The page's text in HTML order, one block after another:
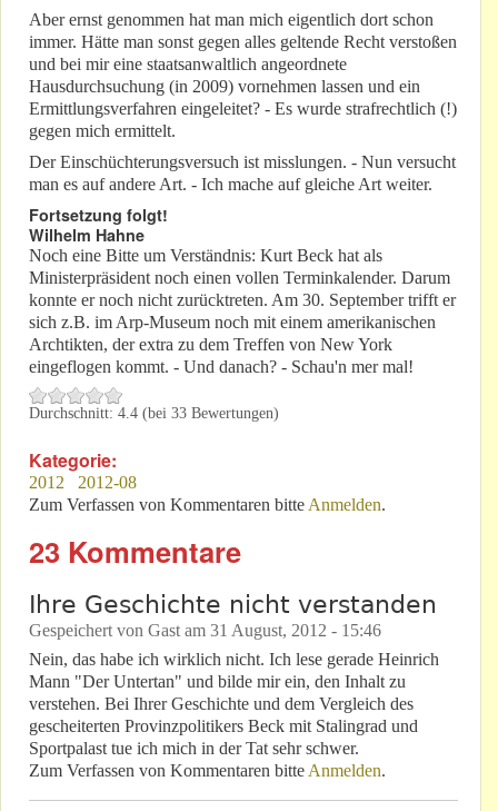
Aber ernst genommen hat man mich eigentlich dort schon
immer. Hätte man sonst gegen alles geltende Recht verstoßen
und bei mir eine staatsanwaltlich angeordnete
Hausdurchsuchung (in 2009) vornehmen lassen und ein
Ermittlungsverfahren eingeleitet? - Es wurde strafrechtlich (!)
gegen mich ermittelt.
Der Einschüchterungsversuch ist misslungen. - Nun versucht
man es auf andere Art. - Ich mache auf gleiche Art weiter.
Fortsetzung folgt!
Wilhelm Hahne
Noch eine Bitte um Verständnis: Kurt Beck hat als
Ministerpräsident noch einen vollen Terminkalender. Darum
konnte er noch nicht zurücktreten. Am 30. September trifft er
sich z.B. im Arp-Museum noch mit einem amerikanischen
Archtikten, der extra zu dem Treffen von New York
eingeflogen kommt. - Und danach? - Schau'n mer mal!
Durchschnitt: 4.4 (bei 33 Bewertungen)
Kategorie:
2012
2012-08
Zum Verfassen von Kommentaren bitte Anmelden.
23 Kommentare
Ihre Geschichte nicht verstanden
Gespeichert von Gast am 31 August, 2012 - 15:46
Nein, das habe ich wirklich nicht. Ich lese gerade Heinrich
Mann "Der Untertan" und bilde mir ein, den Inhalt zu
verstehen. Bei Ihrer Geschichte und dem Vergleich des
gescheiterten Provinzpolitikers Beck mit Stalingrad und
Sportpalast tue ich mich in der Tat sehr schwer.
Zum Verfassen von Kommentaren bitte Anmelden.